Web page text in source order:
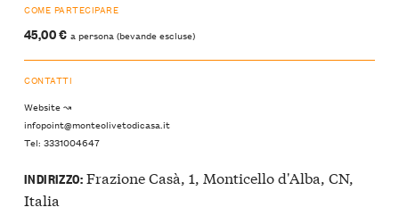
COME PARTECIPARE
45,00 € a persona (bevande escluse)
CONTATTI
Website ↝
infopoint@monteolivetodicasa.it
Tel: 3331004647
INDIRIZZO:Frazione Casà, 1, Monticello d'Alba, CN,
Italia